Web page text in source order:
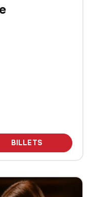
HAYDN ET LE
BILLETS DES